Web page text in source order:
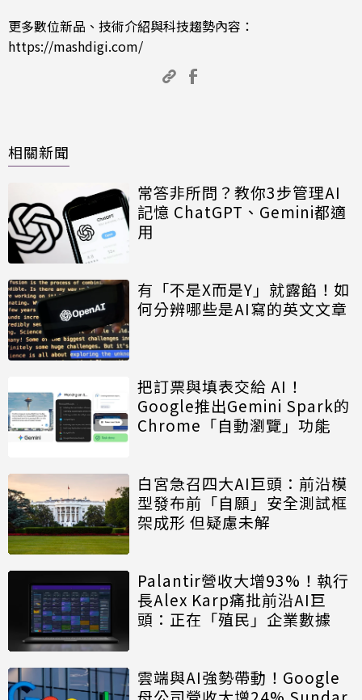
更多數位新品、技術介紹與科技趨勢內容：
https://mashdigi.com/
相關新聞
常答非所問？教你3步管理AI
記憶 ChatGPT、Gemini都適
用
有「不是X而是Y」就露餡！如
何分辨哪些是AI寫的英文文章
把訂票與填表交給 AI！
Google推出Gemini Spark的
Chrome「自動瀏覽」功能
白宮急召四大AI巨頭：前沿模
型發布前「自願」安全測試框
架成形 但疑慮未解
Palantir營收大增93%！執行
長Alex Karp痛批前沿AI巨
頭：正在「殖民」企業數據
雲端與AI強勢帶動！Google